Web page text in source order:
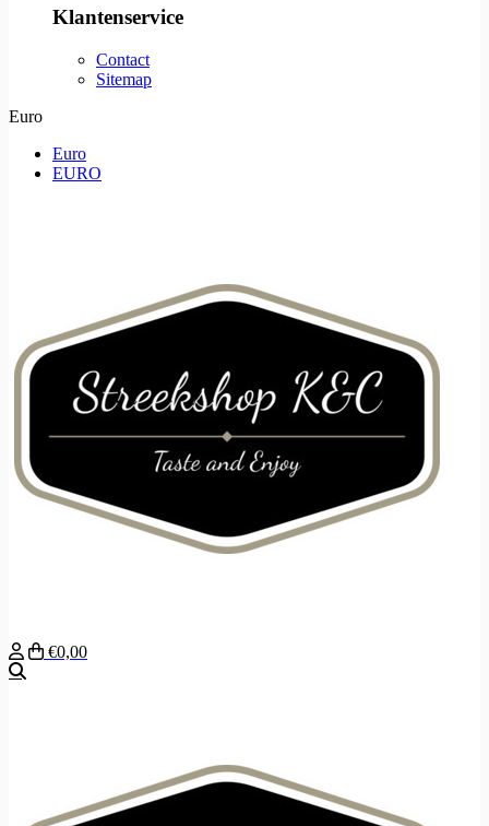
Klantenservice
Contact
Sitemap
Euro
Euro
EURO
€0,00